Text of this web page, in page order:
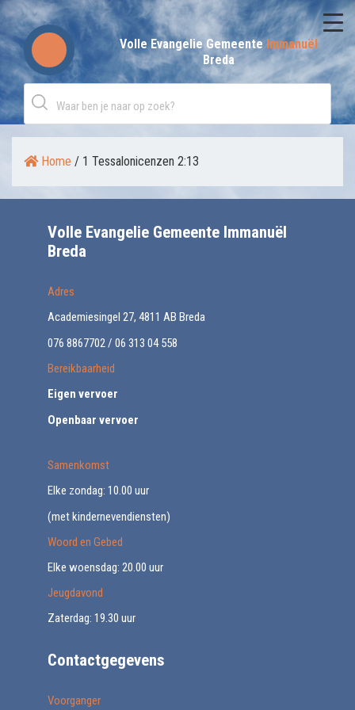
Skip
to
content
Volle Evangelie GemeenteImmanuël
Breda
Home / 1 Tessalonicenzen 2:13
Volle Evangelie Gemeente Immanuël
Breda
Adres
Academiesingel 27, 4811 AB Breda
076 8867702 / 06 313 04 558
Bereikbaarheid
Eigen vervoer
Openbaar vervoer
Samenkomst
Elke zondag: 10.00 uur
(met kindernevendiensten)
Woord en Gebed
Elke woensdag: 20.00 uur
Jeugdavond
Zaterdag: 19.30 uur
Contactgegevens
Voorganger